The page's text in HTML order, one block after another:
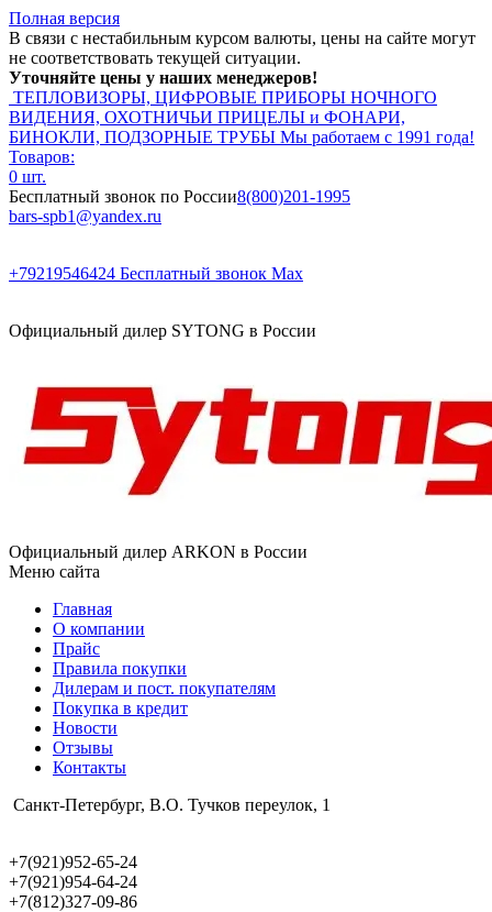
Полная версия
В связи с нестабильным курсом валюты, цены на сайте могут
не соответствовать текущей ситуации.
Уточняйте цены у наших менеджеров!
ТЕПЛОВИЗОРЫ, ЦИФРОВЫЕ ПРИБОРЫ НОЧНОГО
ВИДЕНИЯ, ОХОТНИЧЬИ ПРИЦЕЛЫ и ФОНАРИ,
БИНОКЛИ, ПОДЗОРНЫЕ ТРУБЫ Мы работаем с 1991 года!
Товаров:
0 шт.
Бесплатный звонок по России8(800)201-1995
bars-spb1@yandex.ru
+79219546424 Бесплатный звонок Max
Официальный дилер SYTONG в России
Официальный дилер ARKON в России
Меню сайта
Главная
О компании
Прайс
Правила покупки
Дилерам и пост. покупателям
Покупка в кредит
Новости
Отзывы
Контакты
Санкт-Петербург, В.О. Тучков переулок, 1
+7(921)952-65-24
+7(921)954-64-24
+7(812)327-09-86